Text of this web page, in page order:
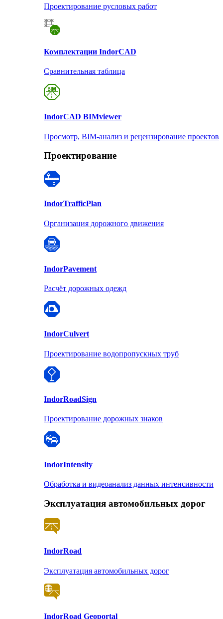
Проектирование русловых работ
Комплектации IndorCAD
Сравнительная таблица
IndorCAD BIMviewer
Просмотр, BIM-анализ и рецензирование проектов
Проектирование
IndorTrafficPlan
Организация дорожного движения
IndorPavement
Расчёт дорожных одежд
IndorCulvert
Проектирование водопропускных труб
IndorRoadSign
Проектирование дорожных знаков
IndorIntensity
Обработка и видеоанализ данных интенсивности
Эксплуатация автомобильных дорог
IndorRoad
Эксплуатация автомобильных дорог
IndorRoad Geoportal